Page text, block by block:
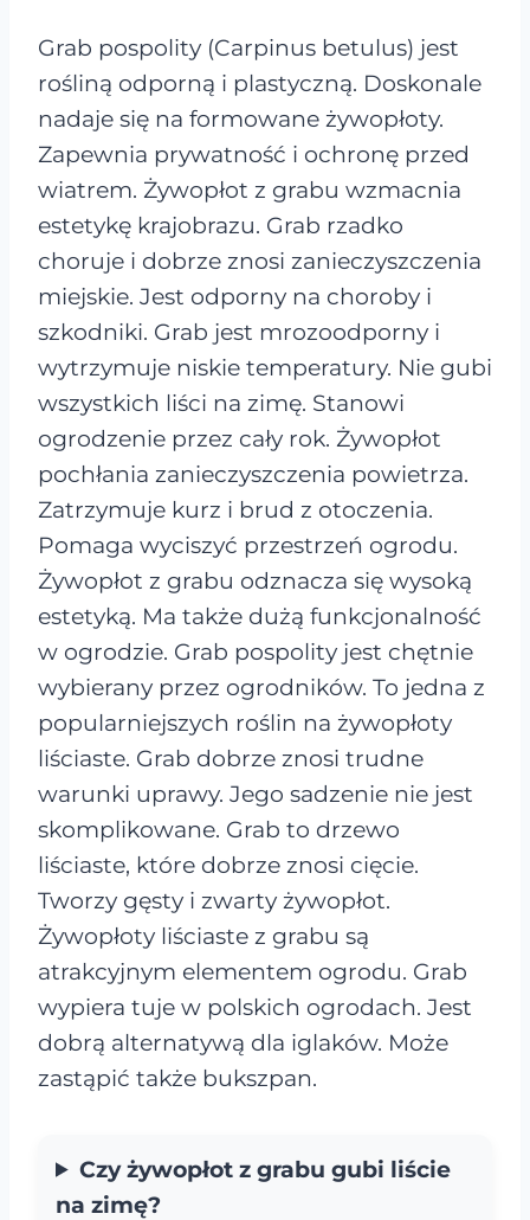
Grab pospolity (Carpinus betulus) jest
rośliną odporną i plastyczną. Doskonale
nadaje się na formowane żywopłoty.
Zapewnia prywatność i ochronę przed
wiatrem. Żywopłot z grabu wzmacnia
estetykę krajobrazu. Grab rzadko
choruje i dobrze znosi zanieczyszczenia
miejskie. Jest odporny na choroby i
szkodniki. Grab jest mrozoodporny i
wytrzymuje niskie temperatury. Nie gubi
wszystkich liści na zimę. Stanowi
ogrodzenie przez cały rok. Żywopłot
pochłania zanieczyszczenia powietrza.
Zatrzymuje kurz i brud z otoczenia.
Pomaga wyciszyć przestrzeń ogrodu.
Żywopłot z grabu odznacza się wysoką
estetyką. Ma także dużą funkcjonalność
w ogrodzie. Grab pospolity jest chętnie
wybierany przez ogrodników. To jedna z
popularniejszych roślin na żywopłoty
liściaste. Grab dobrze znosi trudne
warunki uprawy. Jego sadzenie nie jest
skomplikowane. Grab to drzewo
liściaste, które dobrze znosi cięcie.
Tworzy gęsty i zwarty żywopłot.
Żywopłoty liściaste z grabu są
atrakcyjnym elementem ogrodu. Grab
wypiera tuje w polskich ogrodach. Jest
dobrą alternatywą dla iglaków. Może
zastąpić także bukszpan.
Czy żywopłot z grabu gubi liście
na zimę?